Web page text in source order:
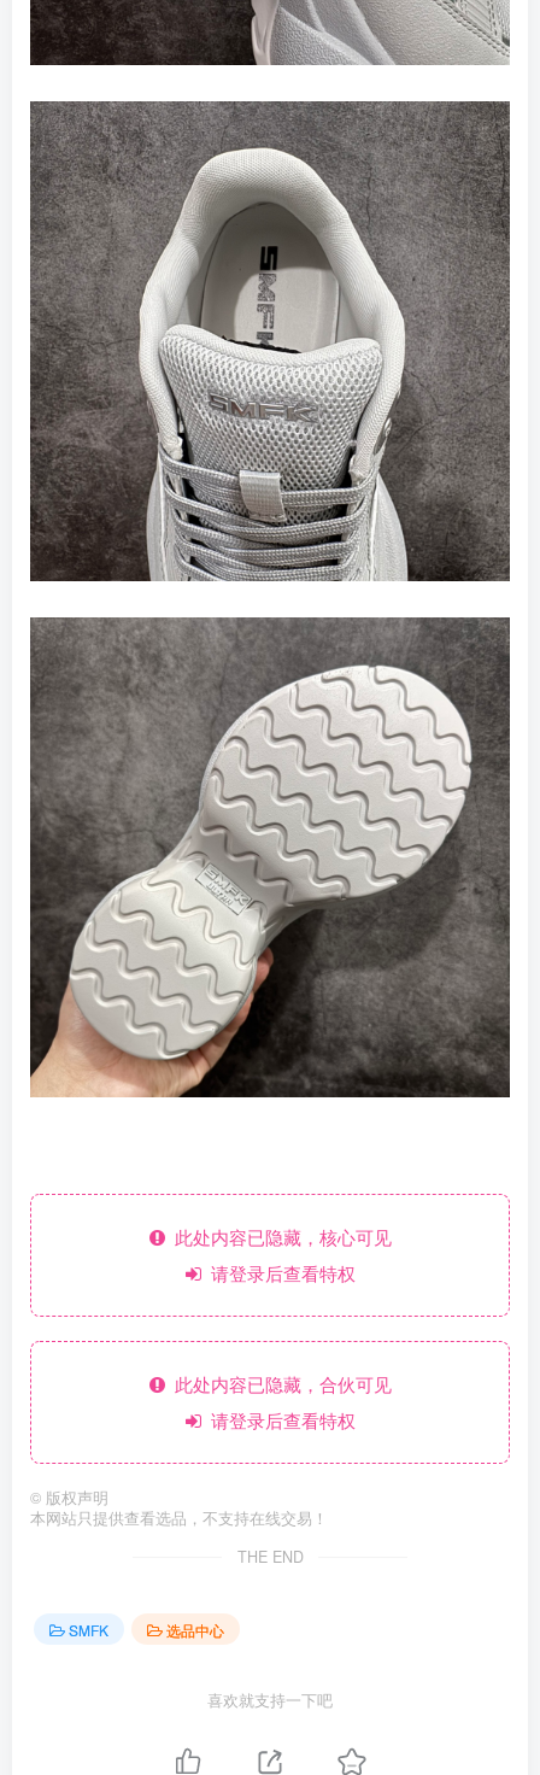
此处内容已隐藏，核心可见
请登录后查看特权
此处内容已隐藏，合伙可见
请登录后查看特权
© 版权声明
本网站只提供查看选品，不支持在线交易！
THE END
SMFK 选品中心
喜欢就支持一下吧